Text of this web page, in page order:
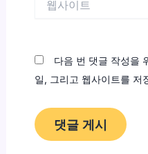
다음 번 댓글 작성을
일, 그리고 웹사이트를 저